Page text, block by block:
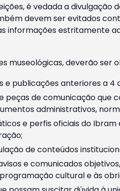
é vedada a
devem ser evitados
informações estritamente
museológicas, deverão ser
publicações anteriores a 4
peças de comunicação que
administrativos,
e perfis oficiais do Ibram
de conteúdos
e comunicados
cultural e às